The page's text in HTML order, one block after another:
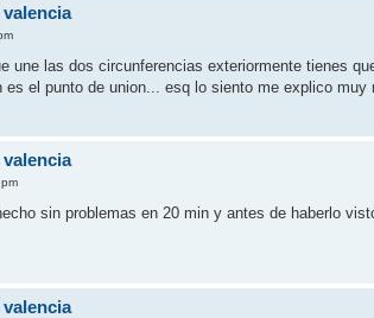
valencia
une las dos circunferencias exteriormente tienes
el punto de union... esq lo siento me explico muy
valencia
sin problemas en 20 min y antes de haberlo
valencia